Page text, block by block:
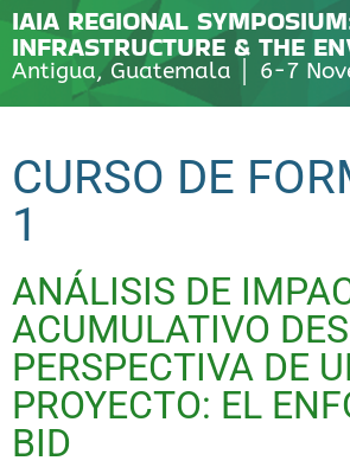
IAIA REGIONAL
INFRASTRUCTURE & THE
Antigua, Guatemala │ 6-7
CURSO DE
1
ANÁLISIS DE
ACUMULATIVO
PERSPECTIVA DE
PROYECTO: EL
BID